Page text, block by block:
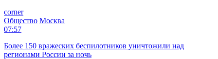
corner
Общество Москва
07:57
Более 150 вражеских беспилотников уничтожили над
регионами России за ночь